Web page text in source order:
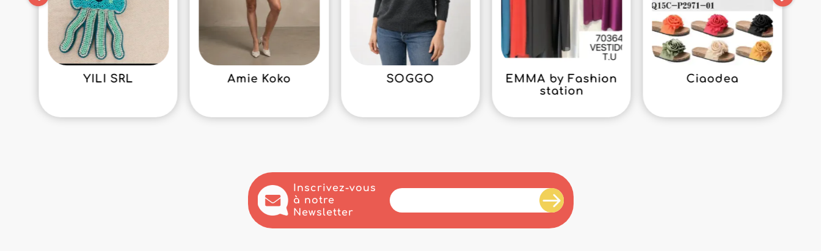
YILI SRL Amie Koko SOGGO
EMMA by Fashion
station
Ciaodea
Inscrivez-vous
à notre
Newsletter